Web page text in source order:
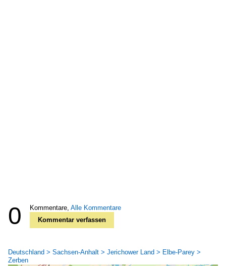
0 Kommentare, Alle Kommentare
Kommentar verfassen
Deutschland > Sachsen-Anhalt > Jerichower Land > Elbe-Parey >
Zerben